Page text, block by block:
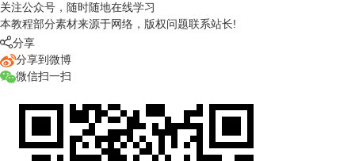
关注公众号，随时随地在线学习
本教程部分素材来源于网络，版权问题联系站长!
分享
分享到微博
微信扫一扫